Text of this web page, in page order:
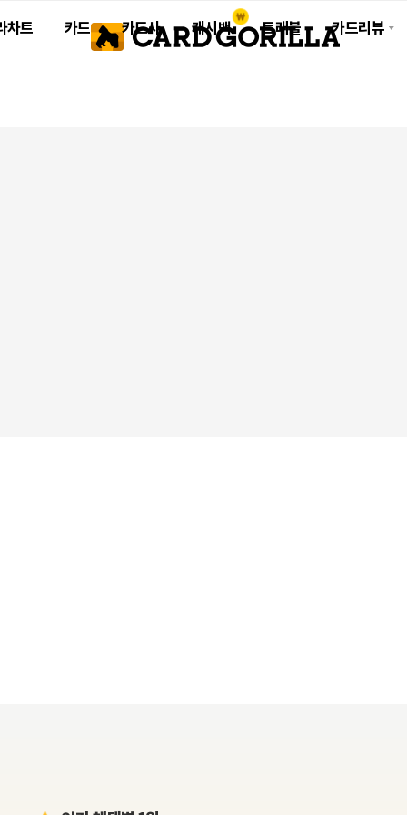
차트 카드 카드사 캐시백 트래블 카드리뷰